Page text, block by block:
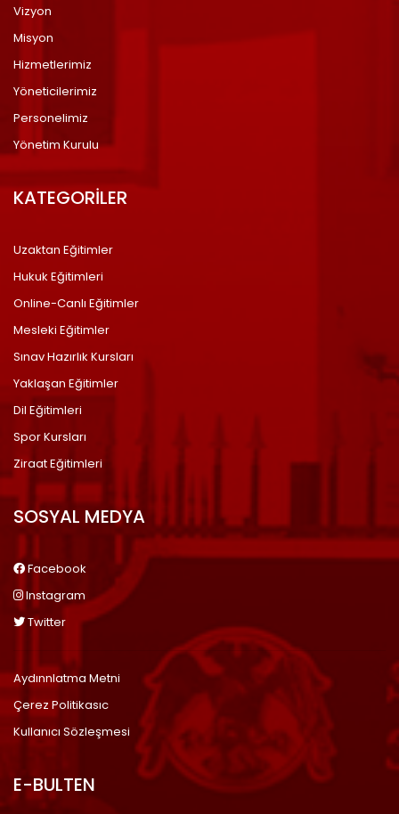
Vizyon
Misyon
Hizmetlerimiz
Yöneticilerimiz
Personelimiz
Yönetim Kurulu
KATEGORİLER
Uzaktan Eğitimler
Hukuk Eğitimleri
Online-Canlı Eğitimler
Mesleki Eğitimler
Sınav Hazırlık Kursları
Yaklaşan Eğitimler
Dil Eğitimleri
Spor Kursları
Ziraat Eğitimleri
SOSYAL MEDYA
Facebook
Instagram
Twitter
Aydınnlatma Metni
Çerez Politikasıc
Kullanıcı Sözleşmesi
E-BULTEN